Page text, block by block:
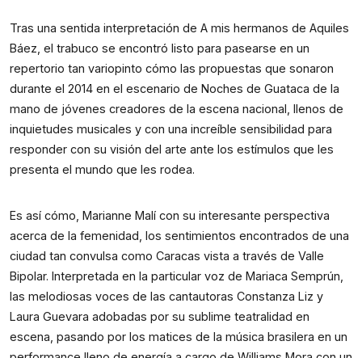
Tras una sentida interpretación de A mis hermanos de Aquiles
Báez, el trabuco se encontró listo para pasearse en un
repertorio tan variopinto cómo las propuestas que sonaron
durante el 2014 en el escenario de Noches de Guataca de la
mano de jóvenes creadores de la escena nacional, llenos de
inquietudes musicales y con una increíble sensibilidad para
responder con su visión del arte ante los estímulos que les
presenta el mundo que les rodea.
Es así cómo, Marianne Malí con su interesante perspectiva
acerca de la femenidad, los sentimientos encontrados de una
ciudad tan convulsa como Caracas vista a través de Valle
Bipolar. Interpretada en la particular voz de Mariaca Semprún,
las melodiosas voces de las cantautoras Constanza Liz y
Laura Guevara adobadas por su sublime teatralidad en
escena, pasando por los matices de la música brasilera en un